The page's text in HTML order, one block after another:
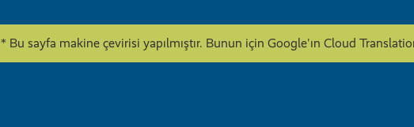
* Bu sayfa makine çevirisi yapılmıştır. Bunun için Google'ın Cloud